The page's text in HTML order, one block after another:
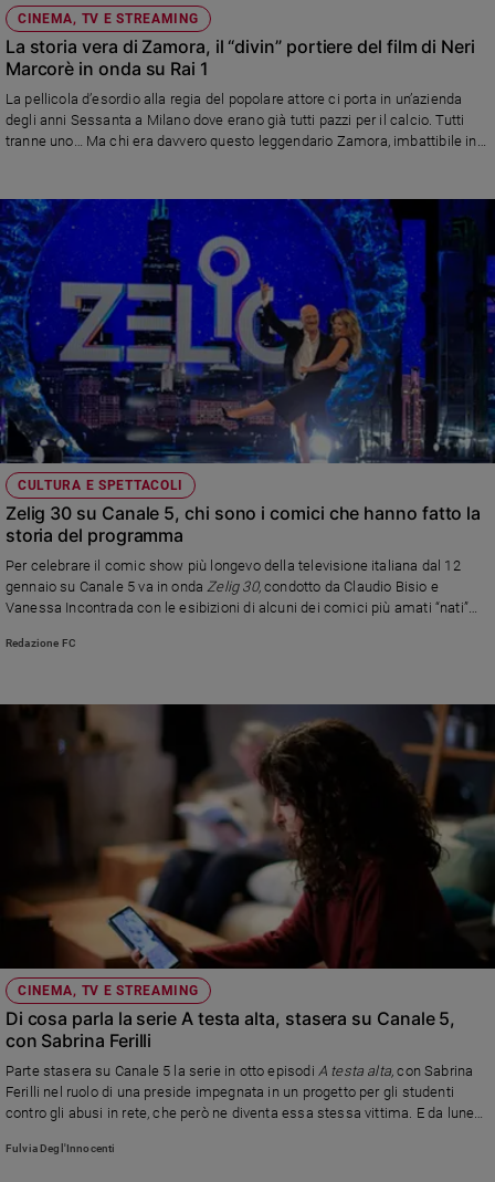
CINEMA, TV E STREAMING
La storia vera di Zamora, il “divin” portiere del film di Neri
Marcorè in onda su Rai 1
La pellicola d’esordio alla regia del popolare attore ci porta in un’azienda
degli anni Sessanta a Milano dove erano già tutti pazzi per il calcio. Tutti
tranne uno… Ma chi era davvero questo leggendario Zamora, imbattibile in
CULTURA E SPETTACOLI
Zelig 30 su Canale 5, chi sono i comici che hanno fatto la
storia del programma
Per celebrare il comic show più longevo della televisione italiana dal 12
gennaio su Canale 5 va in onda Zelig 30, condotto da Claudio Bisio e
Vanessa Incontrada con le esibizioni di alcuni dei comici più amati “nati”
storici autori, Gino & Michele e Giancarlo Bozzo
Redazione FC
CINEMA, TV E STREAMING
Di cosa parla la serie A testa alta, stasera su Canale 5,
con Sabrina Ferilli
Parte stasera su Canale 5 la serie in otto episodi A testa alta, con Sabrina
Ferilli nel ruolo di una preside impegnata in un progetto per gli studenti
contro gli abusi in rete, che però ne diventa essa stessa vittima. E da lunedì
la camorra
Fulvia Degl'Innocenti